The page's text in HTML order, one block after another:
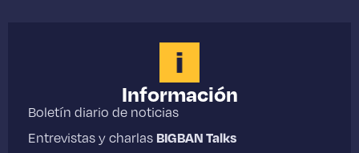
Información
Boletín diario de noticias
Entrevistas y charlas BIGBAN Talks